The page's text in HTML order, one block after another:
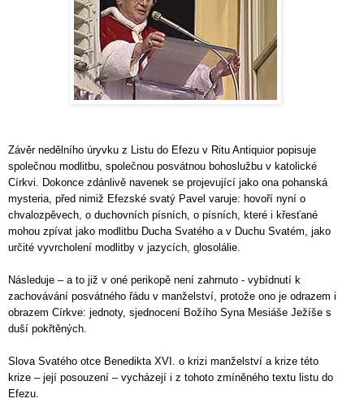
Závěr nedělního úryvku z Listu do Efezu v Ritu Antiquior popisuje
společnou modlitbu, společnou posvátnou bohoslužbu v katolické
Církvi. Dokonce zdánlivě navenek se projevující jako ona pohanská
mysteria, před nimiž Efezské svatý Pavel varuje: hovoří nyní o
chvalozpěvech, o duchovních písních, o písních, které i křesťané
mohou zpívat jako modlitbu Ducha Svatého a v Duchu Svatém, jako
určité vyvrcholení modlitby v jazycích, glosolálie.
Následuje – a to již v oné perikopě není zahrnuto - vybídnutí k
zachovávání posvátného řádu v manželství, protože ono je odrazem i
obrazem Církve: jednoty, sjednocení Božího Syna Mesiáše Ježíše s
duší pokřtěných.
Slova Svatého otce Benedikta XVI. o krizi manželství a krize této
krize – její posouzení – vycházejí i z tohoto zmíněného textu listu do
Efezu.